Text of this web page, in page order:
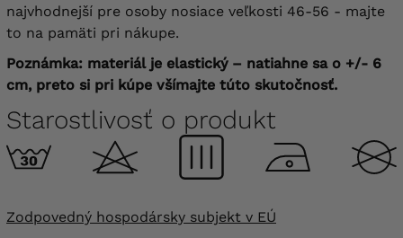
najvhodnejší pre osoby nosiace veľkosti 46-56 - majte
to na pamäti pri nákupe.
Poznámka: materiál je elastický – natiahne sa o +/- 6
cm, preto si pri kúpe všímajte túto skutočnosť.
Starostlivosť o produkt
Zodpovedný hospodársky subjekt v EÚ